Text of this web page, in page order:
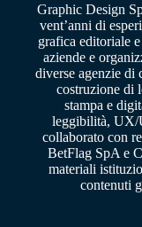
Graphic Design
vent’anni di
grafica editoriale
aziende e
diverse agenzie di
costruzione di
stampa e
leggibilità, UX/
collaborato con
BetFlag SpA e
materiali
contenuti